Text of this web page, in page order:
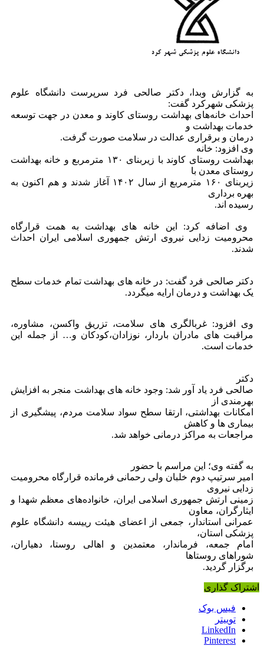
‎به گزارش وبدا، دکتر صالحی فرد سرپرست دانشگاه علوم
پزشکی شهرکرد گفت:
احداث خانه‌های بهداشت روستای کاوند و معدن در جهت توسعه
خدمات بهداشت و
درمان و برقراری عدالت در سلامت صورت گرفت.
بهداشت روستای کاوند با زیربنای ۱۳۰ مترمربع و خانه بهداشت
روستای معدن با
زیربنای ۱۶۰ مترمربع از سال ۱۴۰۲ آغاز شدند و هم اکنون به
بهره برداری
رسیده اند.
‎ وی اضافه کرد: این خانه های بهداشت به همت قرارگاه
محرومیت زدایی نیروی ارتش جمهوری اسلامی ایران احداث
شدند.
‎دکتر صالحی فرد گفت: در خانه های بهداشت تمام خدمات سطح
یک بهداشت و درمان ارایه میگردد.
‎وی افزود: غربالگری های سلامت، تزریق واکسن، مشاوره،
مراقبت های مادران باردار، نوزادان،کودکان و… از جمله این
خدمات است.
صالحی فرد یاد آور شد: وجود خانه های بهداشت منجر به افزایش
بهرمندی از
امکانات بهداشتی، ارتقا سطح سواد سلامت مردم، پیشگیری از
بیماری ها و کاهش
مراجعات به مراکز درمانی خواهد شد.
امیر سرتیپ دوم خلبان ولی رحمانی فرمانده قرارگاه محرومیت
زدایی نیروی
زمینی ارتش جمهوری اسلامی ایران، خانواده‌های معظم شهدا و
ایثارگران، معاون
عمرانی استاندار، جمعی از اعضای هیئت رییسه دانشگاه علوم
پزشکی استان،
امام جمعه، فرماندار، معتمدین و اهالی روستا، دهیاران،
شوراهای روستاها
برگزار گردید.
اشتراک گذاری
فیس بوک
توییتر
LinkedIn
Pinterest